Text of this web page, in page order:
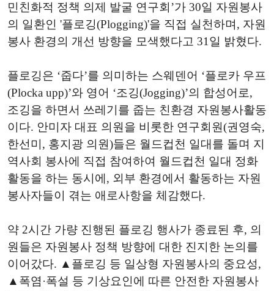
민친화적 정책 의제 발굴 연구회’가 30일 자원봉사
의 일환인 '플로깅(Plogging)'을 직접 실천하며, 자원
봉사 환경의 개선 방향을 모색했다고 31일 밝혔다.
플로깅은 ‘줍다’를 의미하는 스웨덴어 ‘플로카 우프
(Plocka upp)’와 영어 ‘조깅(Jogging)’의 합성어로,
조깅을 하면서 쓰레기를 줍는 친환경 자원봉사활동
이다. 안미자 대표 의원을 비롯한 연구회원(권영숙,
한선미 , 홍지광 의원)들은 월드컵천 일대를 돌며 지
역사회 봉사에 직접 참여하여 월드컵천 일대 정화
활동을 하는 동시에 , 외부 환경에서 활동하는 자원
봉사자들이 겪는 애로사항을 체감했다.
약 2시간 가량 진행된 플로깅 행사가 종료된 후, 의
원들은 자원봉사 정책 방향에 대한 진지한 논의를
이어갔다. ▲플로깅 등 일상형 자원봉사의 중요성,
▲폭염 ·폭설 등 기상요인에 따른 안전한 자원봉사